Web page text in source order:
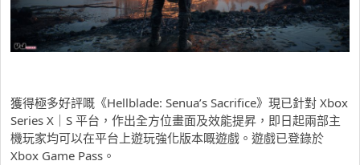
獲得極多好評嘅《Hellblade: Senua’s Sacrifice》現已針對 Xbox
Series X｜S 平台，作出全方位畫面及效能提昇，即日起兩部主
機玩家均可以在平台上遊玩強化版本嘅遊戲。遊戲已登錄於
Xbox Game Pass。